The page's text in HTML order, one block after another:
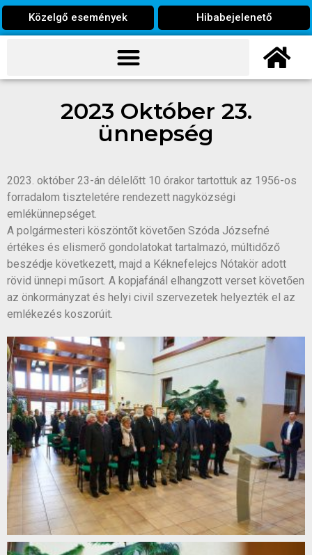
Közelgő események Hibabejelenető
2023 Október 23.
ünnepség
2023. október 23-án délelőtt 10 órakor tartottuk az 1956-os
forradalom tiszteletére rendezett nagyközségi
emlékünnepséget.
A polgármesteri köszöntőt követően Szóda Józsefné
értékes és elismerő gondolatokat tartalmazó, múltidőző
beszédje következett, majd a Kéknefelejcs Nótakör adott
rövid ünnepi műsort. A kopjafánál elhangzott verset követően
az önkormányzat és helyi civil szervezetek helyezték el az
emlékezés koszorúit.